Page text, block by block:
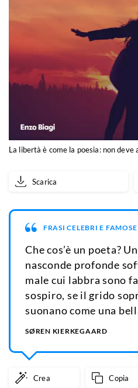
La libertà è come la poesia: non
Scarica
FRASI CELEBRI E FAMOSE
Che cos’è un poeta?
nasconde profonde
male cui labbra sono
sospiro, se il grido
suonano come una
SØREN KIERKEGAARD
Crea Copia